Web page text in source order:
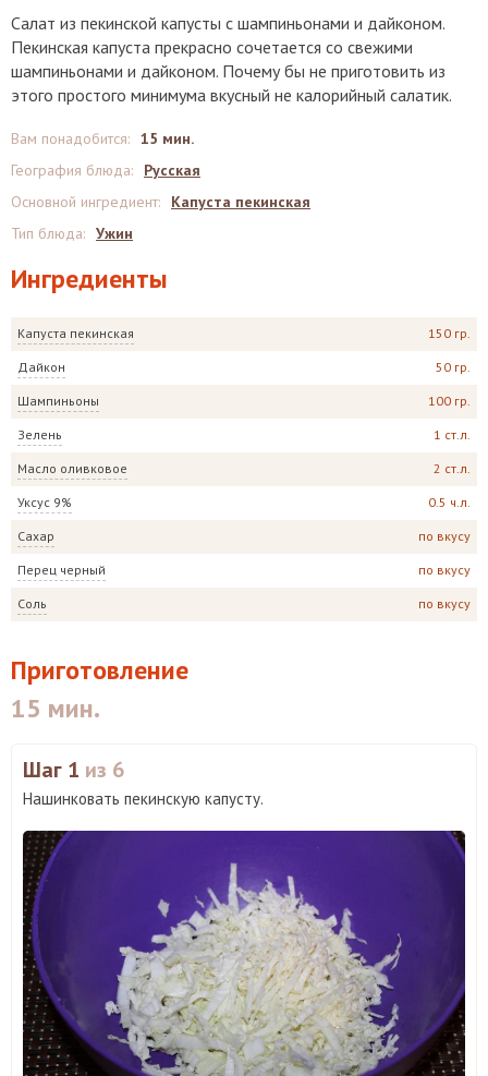
Салат из пекинской капусты с шампиньонами и дайконом.
Пекинская капуста прекрасно сочетается со свежими
шампиньонами и дайконом. Почему бы не приготовить из
этого простого минимума вкусный не калорийный салатик.
Ингредиенты
Капуста пекинская 150 гр.
Дайкон 50 гр.
Шампиньоны 100 гр.
Зелень 1 ст.л.
Масло оливковое 2 ст.л.
Уксус 9% 0.5 ч.л.
Сахар по вкусу
Перец черный по вкусу
Соль по вкусу
Вам понадобится: 15 мин.
География блюда:
Русская
Основной ингредиент:
Капуста пекинская
Тип блюда: Ужин
Приготовление
15 мин.
Шаг 1 из 6
Нашинковать пекинскую капусту.